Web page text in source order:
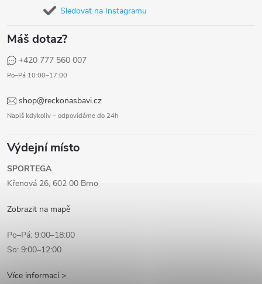
Sledovat na Instagramu
Máš dotaz?
+420 777 560 007
Po–Pá 10:00–17:00
shop@reckonasbavi.cz
Napiš kdykoliv – odpovídáme do 24h
Výdejní místo
SPORTEGA
Křenová 26, 602 00 Brno
Zobrazit na mapě
Po–Pá: 9:00–18:00
So: 9:00–12:00
Více informací >